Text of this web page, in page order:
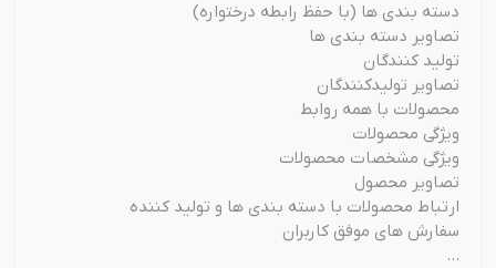
دسته بندی ها (با حفظ رابطه درختواره)
تصاویر دسته بندی ها
تولید کنندگان
تصاویر تولیدکنندگان
محصولات با همه روابط
ویژگی محصولات
ویژگی مشخصات محصولات
تصاویر محصول
ارتباط محصولات با دسته بندی ها و تولید کننده
سفارش های موفق کاربران
...